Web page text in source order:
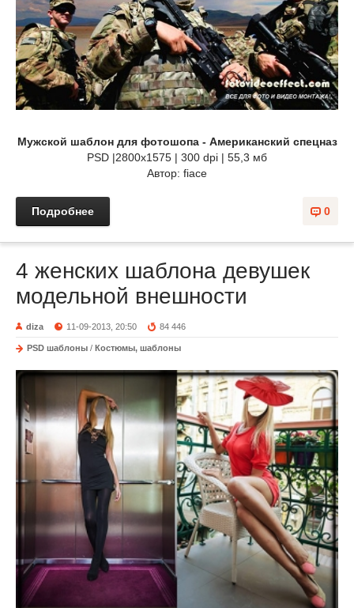
Мужской шаблон для фотошопа - Американский спецназ
PSD |2800x1575 | 300 dpi | 55,3 мб
Автор: fiace
0
Подробнее
4 женских шаблона девушек
модельной внешности
diza 11-09-2013, 20:50 84 446
PSD шаблоны / Костюмы, шаблоны